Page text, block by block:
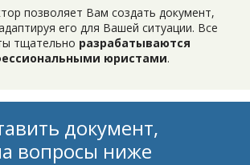
позволяет Вам создать документ,
его для Вашей ситуации. Все
тщательно разрабатываются
юристами.
документ,
вопросы ниже